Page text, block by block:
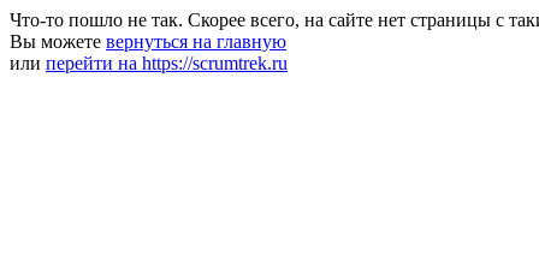
Что-то пошло не так. Скорее всего, на сайте нет страницы с
Вы можете вернуться на главную
или перейти на https://scrumtrek.ru